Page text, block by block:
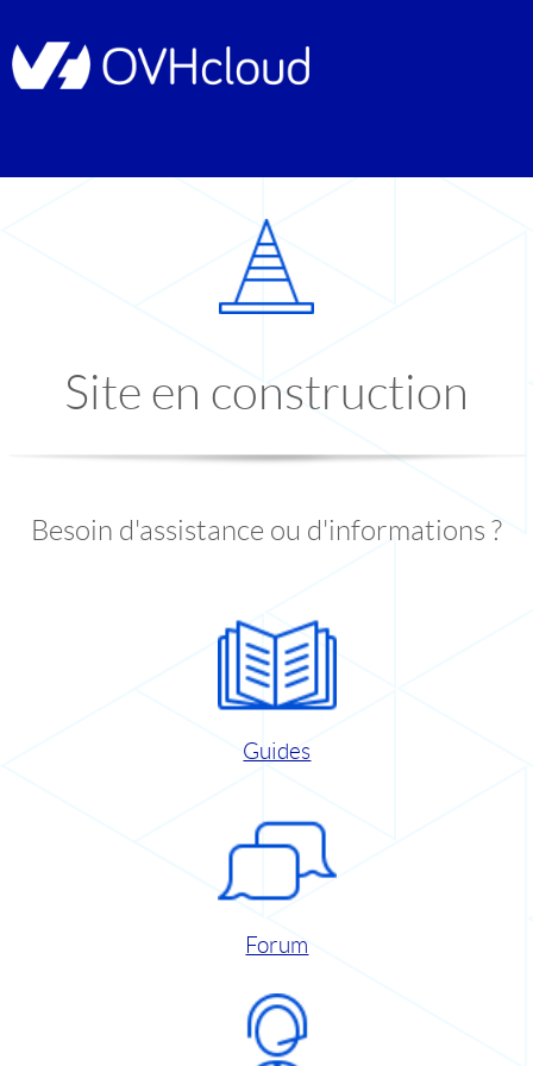
Site en construction
Besoin d'assistance ou d'informations ?
Guides
Forum